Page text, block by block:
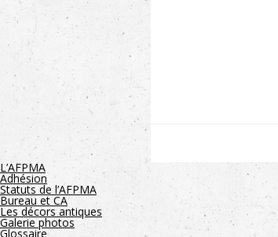
L’AFPMA
Adhésion
Statuts de l’AFPMA
Bureau et CA
Les décors antiques
Galerie photos
Glossaire